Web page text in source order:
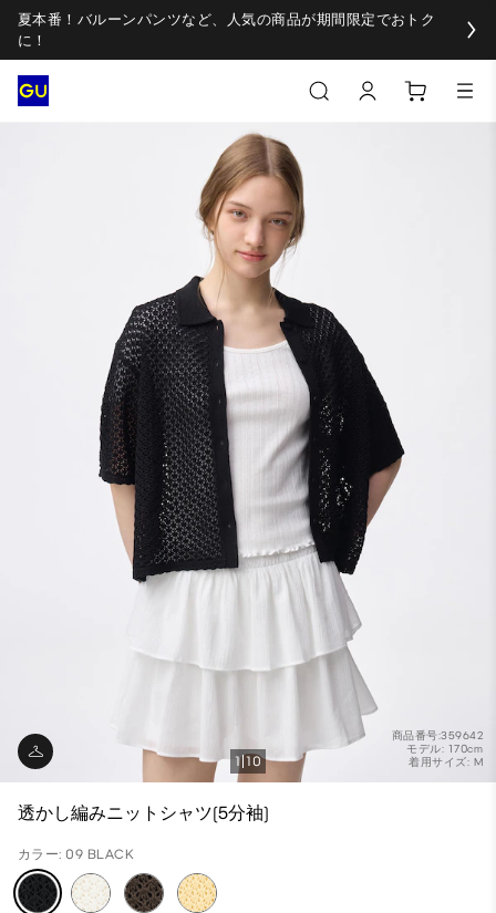
夏本番！バルーンパンツなど、人気の商品が期間限定でおトク
に！
商品番号:359642
モデル: 170cm
着用サイズ: M
1 10
透かし編みニットシャツ(5分袖)
カラー: 09 BLACK